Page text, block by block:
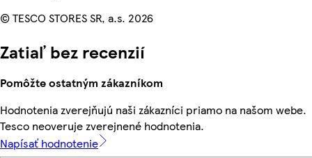
© TESCO STORES SR, a.s. 2026
Zatiaľ bez recenzií
Pomôžte ostatným zákazníkom
Hodnotenia zverejňujú naši zákazníci priamo na našom webe.
Tesco neoveruje zverejnené hodnotenia.
Napísať hodnotenie